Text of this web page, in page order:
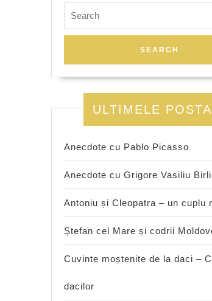
for:
ULTIMELE
Anecdote cu Pablo Picasso
Anecdote cu Grigore Vasiliu
Antoniu și Cleopatra – un cuplu
Ștefan cel Mare și codrii
Cuvinte moștenite de la daci –
dacilor